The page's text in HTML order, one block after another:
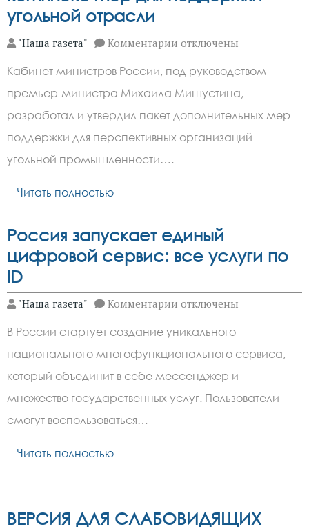
угольной отрасли
"Наша газета" Комментарии к
записи
РФ
утвердило
комплекс
мер
для
поддержки
угольной
отключены
Кабинет министров России, под руководством
премьер-министра Михаила Мишустина,
разработал и утвердил пакет дополнительных мер
поддержки для перспективных организаций
угольной промышленности….
Читать полностью
Россия запускает единый
цифровой сервис: все услуги по
ID
"Наша газета" Комментарии к
записи
запускает
единый
цифровой
сервис:
все
услуги
отключены
В России стартует создание уникального
национального многофункционального сервиса,
который объединит в себе мессенджер и
множество государственных услуг. Пользователи
смогут воспользоваться…
Читать полностью
ВЕРСИЯ ДЛЯ СЛАБОВИДЯЩИХ